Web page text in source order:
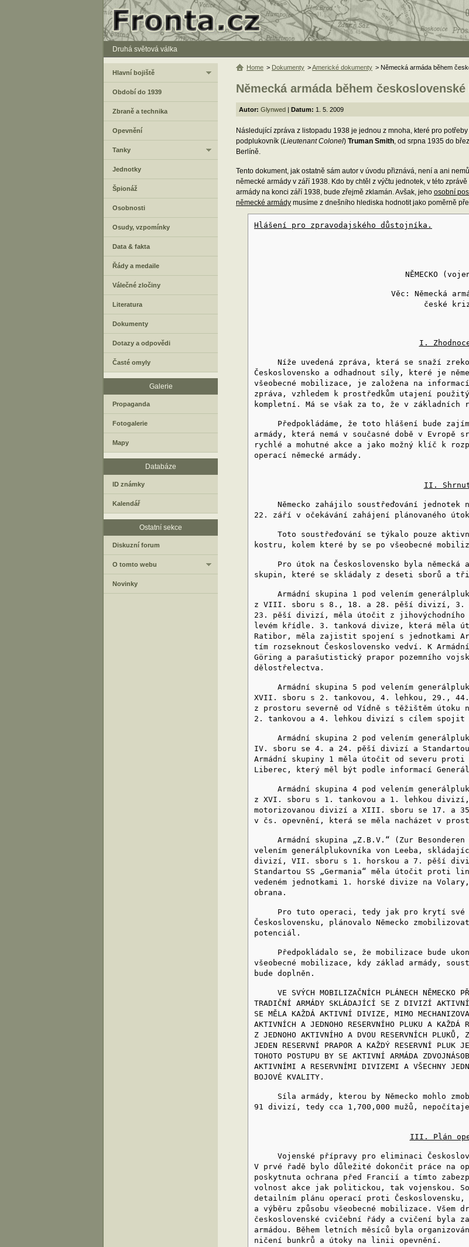
Druhá světová válka
Německá armáda během
Autor: Glynwed | Datum: 1. 5. 2009
Následující zpráva z listopadu 1938 je jednou z mnoha, které pro
podplukovník (Lieutenant Colonel) Truman Smith, od srpna 1935 do
Berlíně.
Tento dokument, jak ostatně sám autor v úvodu přiznává, není a ani
německé armády v září 1938. Kdo by chtěl z výčtu jednotek, v této
armády na konci září 1938, bude zřejmě zklamán. Avšak, jeho osobní
německé armády musíme z dnešního hlediska hodnotit jako poměrně
Hlášení pro zpravodajského důstojníka.
NĚMECKO
Věc: Německá
české
I.
Níže uvedená zpráva, která se snaží
Československo a odhadnout síly, které je
všeobecné mobilizace, je založena na
zpráva, vzhledem k prostředkům utajení
kompletní. Má se však za to, že v základních
Předpokládáme, že toto hlášení bude
armády, která nemá v současné době v Evropě
rychlé a mohutné akce a jako možný klíč k
operací německé armády.
II.
Německo zahájilo soustřeďování jednotek
22. září v očekávání zahájení plánovaného
Toto soustřeďování se týkalo pouze
kostru, kolem které by se po všeobecné
Pro útok na Československo byla německá
skupin, které se skládaly z deseti sborů a
Armádní skupina 1 pod velením
z VIII. sboru s 8., 18. a 28. pěší divizí, 3.
23. pěší divizí, měla útočit z jihovýchodního
levém křídle. 3. tanková divize, která měla
Ratibor, měla zajistit spojení s jednotkami
tím rozseknout Československo vedví. K
Göring a parašutistický prapor pozemního
dělostřelectva.
Armádní skupina 5 pod velením
XVII. sboru s 2. tankovou, 4. lehkou, 29.,
z prostoru severně od Vídně s těžištěm útoku
2. tankovou a 4. lehkou divizí s cílem spojit
Armádní skupina 2 pod velením
IV. sboru se 4. a 24. pěší divizí a Standartou
Armádní skupiny 1 měla útočit od severu proti
Liberec, který měl být podle informací
Armádní skupina 4 pod velením
z XVI. sboru s 1. tankovou a 1. lehkou
motorizovanou divizí a XIII. sboru se 17. a
v čs. opevnění, která se měla nacházet v
Armádní skupina „Z.B.V.“ (Zur Besonderen
velením generálplukovníka von Leeba,
divizí, VII. sboru s 1. horskou a 7. pěší
Standartou SS „Germania“ měla útočit proti
vedeném jednotkami 1. horské divize na
obrana.
Pro tuto operaci, tedy jak pro krytí své
Československu, plánovalo Německo
potenciál.
Předpokládalo se, že mobilizace bude
všeobecné mobilizace, kdy základ armády,
bude doplněn.
VE SVÝCH MOBILIZAČNÍCH PLÁNECH NĚMECKO
TRADIČNÍ ARMÁDY SKLÁDAJÍCÍ SE Z DIVIZÍ
SE MĚLA KAŽDÁ AKTIVNÍ DIVIZE, MIMO
AKTIVNÍCH A JEDNOHO RESERVNÍHO PLUKU A
Z JEDNOHO AKTIVNÍHO A DVOU RESERVNÍCH
JEDEN RESERVNÍ PRAPOR A KAŽDÝ RESERVNÍ
TOHOTO POSTUPU BY SE AKTIVNÍ ARMÁDA
AKTIVNÍMI A RESERVNÍMI DIVIZEMI A VŠECHNY
BOJOVÉ KVALITY.
Síla armády, kterou by Německo mohlo
91 divizí, tedy cca 1,700,000 mužů,
III. Plán
Vojenské přípravy pro eliminaci
V prvé řadě bylo důležité dokončit práce na
poskytnuta ochrana před Francií a tímto
volnost akce jak politickou, tak vojenskou.
detailním plánu operací proti
a výběru způsobu všeobecné mobilizace. Všem
československé cvičební řády a cvičení byla
armádou. Během letních měsíců byla
ničení bunkrů a útoky na linii opevnění.
Home > Dokumenty >Americké dokumenty > Německá armáda během
Hlavní bojiště
Období do 1939
Zbraně a technika
Opevnění
Tanky
Jednotky
Špionáž
Osobnosti
Osudy, vzpomínky
Data & fakta
Řády a medaile
Válečné zločiny
Literatura
Dokumenty
Dotazy a odpovědi
Časté omyly
Galerie
Propaganda
Fotogalerie
Mapy
Databáze
ID známky
Kalendář
Ostatní sekce
Diskuzní forum
O tomto webu
Novinky